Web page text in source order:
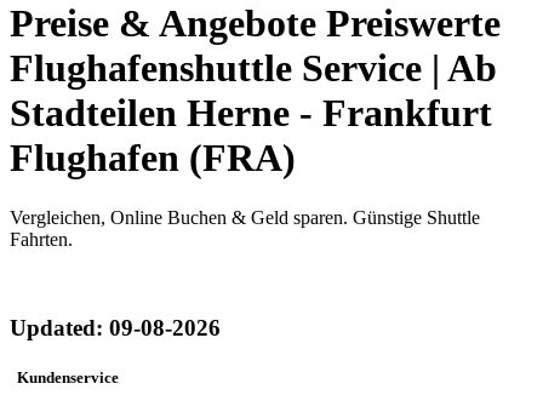
Preise & Angebote Preiswerte
Flughafenshuttle Service | Ab
Stadteilen Herne - Frankfurt
Flughafen (FRA)
Vergleichen, Online Buchen & Geld sparen. Günstige Shuttle
Fahrten.
Updated: 09-08-2026
Kundenservice